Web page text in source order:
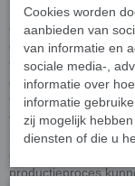
Deze mooie
gerecycled glas en
gemaakt door
transportband te
oven krijgen de
fabricageproces
variëren. Ze hebben
bovenkant en een
ongeveer 6 mm en
productieproces
Cookies worden
aanbieden van
van informatie en
sociale media-,
informatie over
informatie
zij mogelijk
diensten of die u